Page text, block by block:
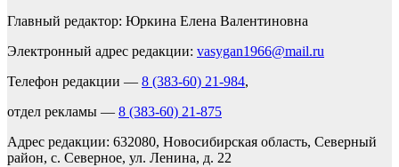
Главный редактор: Юркина Елена Валентиновна
Электронный адрес редакции: vasygan1966@mail.ru
Телефон редакции — 8 (383-60) 21-984,
отдел рекламы — 8 (383-60) 21-875
Адрес редакции: 632080, Новосибирская область, Северный
район, с. Северное, ул. Ленина, д. 22